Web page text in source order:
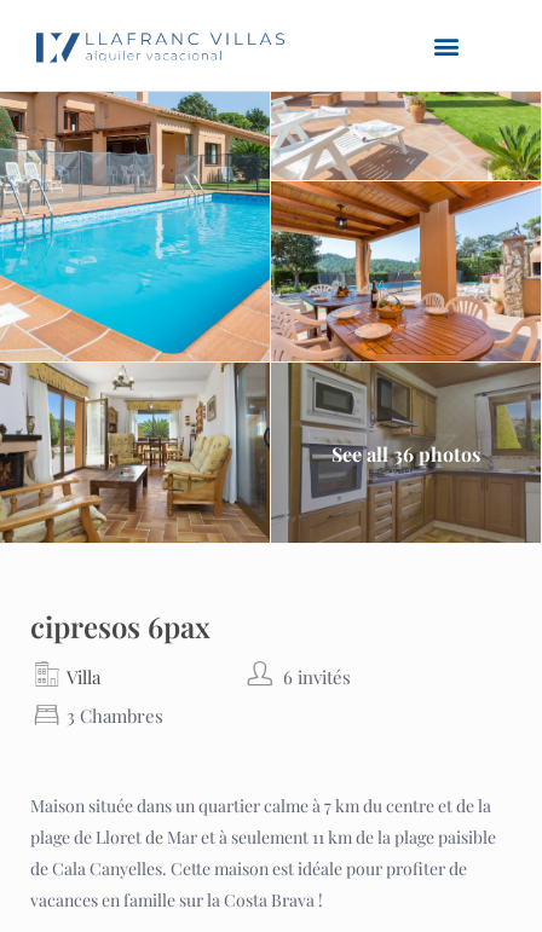
See all 36 photos
cipresos 6pax
Villa
6 invités
3 Chambres
Maison située dans un quartier calme à 7 km du centre et de la
plage de Lloret de Mar et à seulement 11 km de la plage paisible
de Cala Canyelles. Cette maison est idéale pour profiter de
vacances en famille sur la Costa Brava !